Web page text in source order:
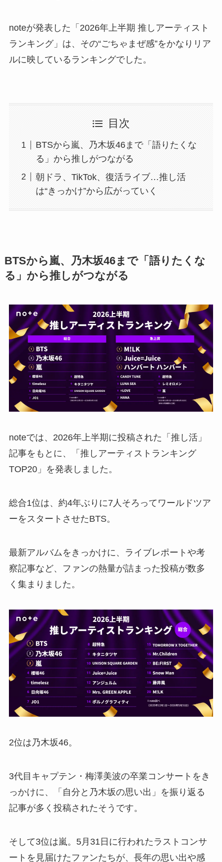
noteが発表した「2026年上半期 推しアーティスト
ランキング」は、その“ごちゃまぜ感”をかなりリア
ルに映しているランキングでした。
目次
BTSから嵐、乃木坂46まで「語りたくな
る」から推しがつながる
朝ドラ、TikTok、復活ライブ…推し活
は“きっかけ”から広がっていく
BTSから嵐、乃木坂46まで「語りたくな
る」から推しがつながる
noteでは、2026年上半期に投稿された「推し活」
記事をもとに、「推しアーティストランキング
TOP20」を発表しました。
総合1位は、約4年ぶりに7人そろってワールドツア
ーをスタートさせたBTS。
最新アルバムをきっかけに、ライブレポートや考
察記事など、ファンの熱量が詰まった投稿が数多
く集まりました。
2位は乃木坂46。
3代目キャプテン・梅澤美波の卒業コンサートをき
っかけに、「自分と乃木坂の思い出」を振り返る
記事が多く投稿されたそうです。
そして3位は嵐。5月31日に行われたラストコンサ
ートを見届けたファンたちが、長年の思い出や感